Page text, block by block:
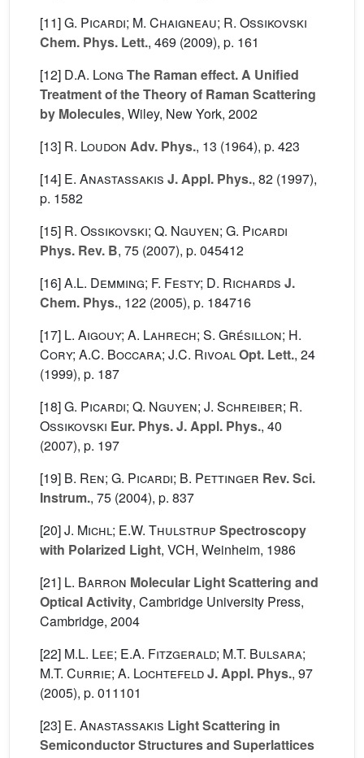
[11]G. Picardi; M. Chaigneau; R. Ossikovski
Chem. Phys. Lett., 469 (2009), p. 161
[12] D.A. Long The Raman effect. A Unified
Treatment of the Theory of Raman Scattering
by Molecules, Wiley, New York, 2002
[13] R. Loudon Adv. Phys., 13 (1964), p. 423
[14] E. Anastassakis J. Appl. Phys., 82 (1997),
p. 1582
[15] R. Ossikovski; Q. Nguyen; G. Picardi
Phys. Rev. B, 75 (2007), p. 045412
[16]A.L. Demming; F. Festy; D. Richards J.
Chem. Phys., 122 (2005), p. 184716
[17] L. Aigouy; A. Lahrech; S. Grésillon; H.
Cory; A.C. Boccara; J.C. RivoalOpt. Lett., 24
(1999), p. 187
[18]G. Picardi; Q. Nguyen; J. Schreiber; R.
Ossikovski Eur. Phys. J. Appl. Phys., 40
(2007), p. 197
[19] B. Ren; G. Picardi; B. Pettinger Rev. Sci.
Instrum., 75 (2004), p. 837
[20]J. Michl; E.W. Thulstrup Spectroscopy
with Polarized Light, VCH, Weinheim, 1986
[21] L. Barron Molecular Light Scattering and
Optical Activity, Cambridge University Press,
Cambridge, 2004
[22] M.L. Lee; E.A. Fitzgerald; M.T. Bulsara;
M.T. Currie; A. LochtefeldJ. Appl. Phys., 97
(2005), p. 011101
[23] E. Anastassakis Light Scattering in
Semiconductor Structures and Superlattices